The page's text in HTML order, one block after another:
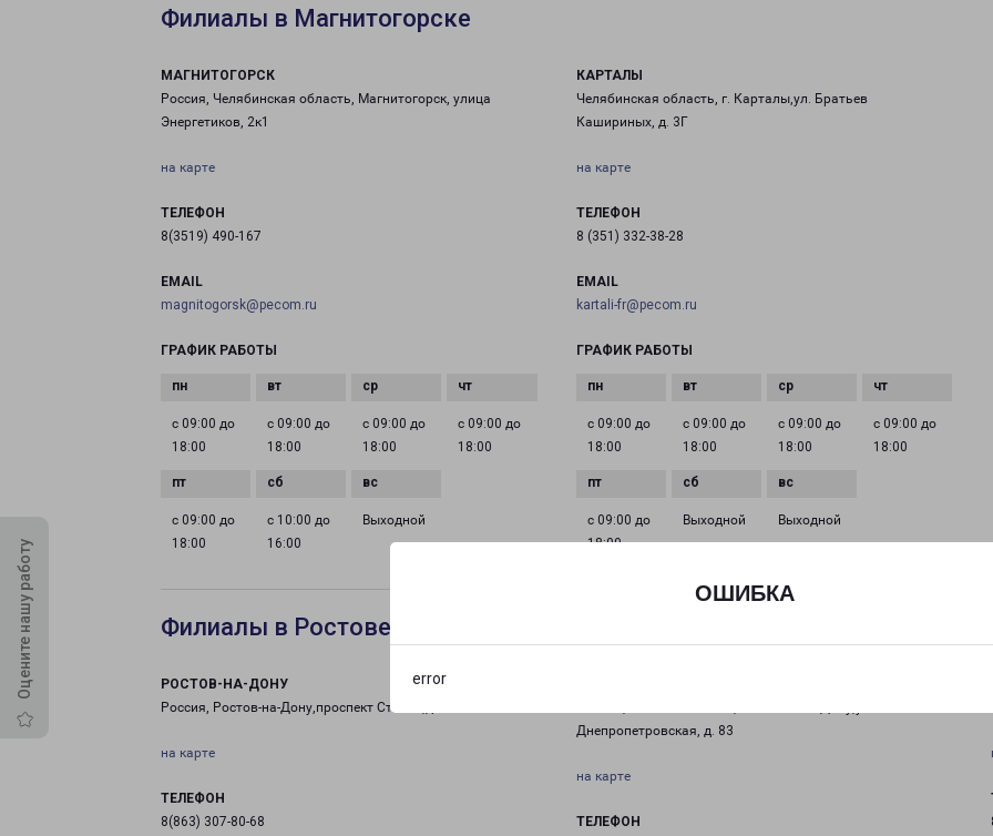
ОШИБКА
error
Оцените нашу работу
Филиалы в Магнитогорске
МАГНИТОГОРСК
Россия, Челябинская область, Магнитогорск, улица
Энергетиков, 2к1
на карте
ТЕЛЕФОН
8(3519) 490-167
EMAIL
magnitogorsk@pecom.ru
ГРАФИК РАБОТЫ
с 09:00 до
18:00
с 09:00 до
18:00
с 09:00 до
18:00
с 09:00 до
18:00
с 09:00 до
18:00
с 10:00 до
16:00
Выходной
КАРТАЛЫ
Челябинская область, г. Карталы,ул. Братьев
Кашириных, д. 3Г
на карте
ТЕЛЕФОН
8 (351) 332-38-28
EMAIL
kartali-fr@pecom.ru
ГРАФИК РАБОТЫ
с 09:00 до
18:00
с 09:00 до
18:00
с 09:00 до
18:00
с 09:00 до
18:00
с 09:00 до
18:00
Выходной Выходной
Филиалы в Ростове-на-Дону
РОСТОВ-НА-ДОНУ
Россия, Ростов-на-Дону,проспект Стачки,д249
на карте
ТЕЛЕФОН
8(863) 307-80-68
Днепропетровская, д. 83
на карте
ТЕЛЕФОН